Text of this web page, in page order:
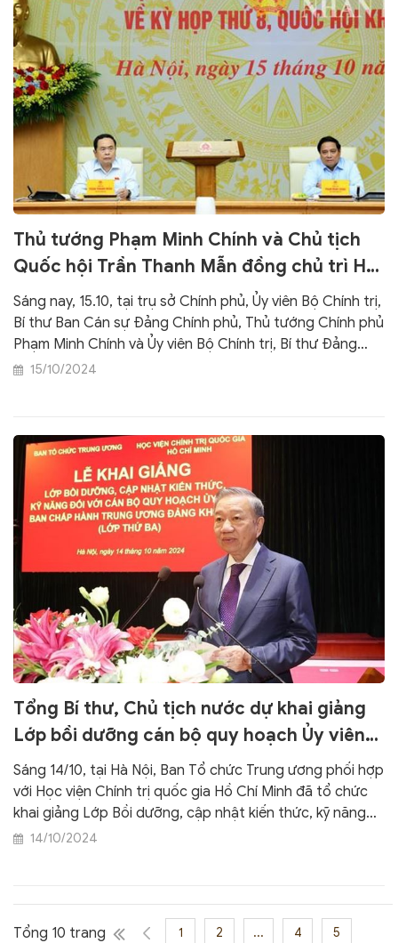
Thủ tướng Phạm Minh Chính và Chủ tịch
Quốc hội Trần Thanh Mẫn đồng chủ trì Hội
nghị chuẩn bị Kỳ họp thứ Tám
Sáng nay, 15.10, tại trụ sở Chính phủ, Ủy viên Bộ Chính trị,
Bí thư Ban Cán sự Đảng Chính phủ, Thủ tướng Chính phủ
Phạm Minh Chính và Ủy viên Bộ Chính trị, Bí thư Đảng
Đoàn Quốc hội, Chủ tịch Quốc hội Trần Thanh Mẫn đồng
15/10/2024
Tổng Bí thư, Chủ tịch nước dự khai giảng
Lớp bồi dưỡng cán bộ quy hoạch Ủy viên
Trung ương Đảng khóa XIV
Sáng 14/10, tại Hà Nội, Ban Tổ chức Trung ương phối hợp
với Học viện Chính trị quốc gia Hồ Chí Minh đã tổ chức
khai giảng Lớp Bồi dưỡng, cập nhật kiến thức, kỹ năng
đối với cán bộ quy hoạch Ủy viên Ban Chấp hành Trung
14/10/2024
Tổng 10 trang 1 2 ... 4 5